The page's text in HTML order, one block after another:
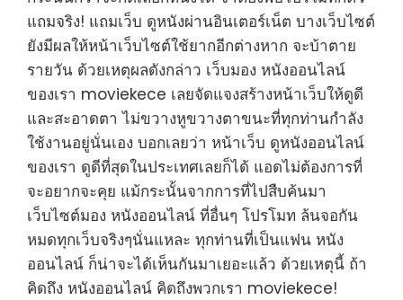
แถมจริง! แถมเว็บ ดูหนังผ่านอินเตอร์เน็ต บางเว็บไซต์
ยังมีผลให้หน้าเว็บไซต์ใช้ยากอีกต่างหาก จะบ้าตาย
รายวัน ด้วยเหตุผลดังกล่าว เว็บมอง หนังออนไลน์
ของเรา moviekece เลยจัดแจงสร้างหน้าเว็บให้ดูดี
และสะอาดตา ไม่ขวางหูขวางตาขนะที่ทุกท่านกำลัง
ใช้งานอยู่นั่นเอง บอกเลยว่า หน้าเว็บ ดูหนังออนไลน์
ของเรา ดูดีที่สุดในประเทศเลยก็ได้ แอดไม่ต้องการที่
จะอยากจะคุย แม้กระนั้นจากการที่ไปสืบค้นมา
เว็บไซต์มอง หนังออนไลน์ ที่อื่นๆ โปรโมท ล้นจอกัน
หมดทุกเว็บจริงๆนั่นแหละ ทุกท่านที่เป็นแฟน หนัง
ออนไลน์ ก็น่าจะได้เห็นกันมาเยอะแล้ว ด้วยเหตุนี้ ถ้า
คิดถึง หนังออนไลน์ คิดถึงพวกเรา moviekece!